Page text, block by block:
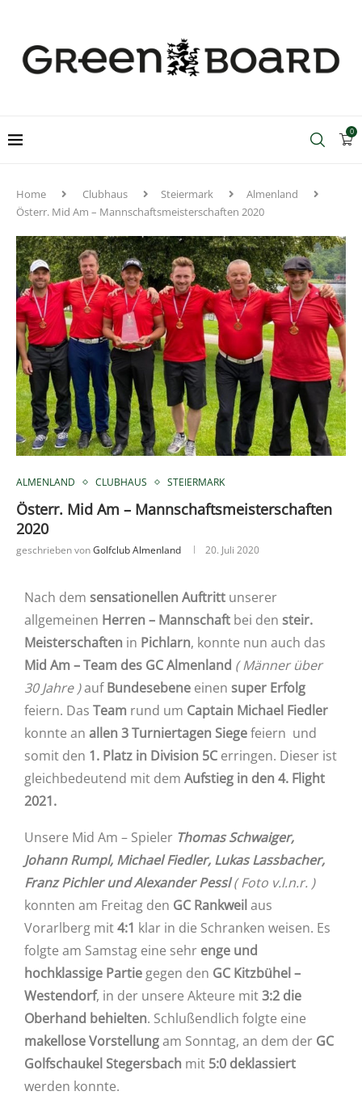
0
Home Clubhaus Steiermark
Almenland
Österr. Mid Am – Mannschaftsmeisterschaften 2020
ALMENLAND CLUBHAUS STEIERMARK
Österr. Mid Am – Mannschaftsmeisterschaften
2020
geschrieben vonGolfclub Almenland 20. Juli 2020
Nach dem sensationellen Auftritt unserer
allgemeinen Herren – Mannschaft bei den steir.
Meisterschaften in Pichlarn, konnte nun auch das
Mid Am – Team des GC Almenland ( Männer über
30 Jahre )aufBundesebene einen super Erfolg
feiern. Das Team rund um Captain Michael Fiedler
konnte an allen 3 Turniertagen Siegefeiern und
somit den 1. Platz in Division 5C erringen. Dieser ist
gleichbedeutend mit dem Aufstieg in den 4. Flight
2021.
Unsere Mid Am – Spieler Thomas Schwaiger,
Johann Rumpl, Michael Fiedler, Lukas Lassbacher,
Franz Pichler und Alexander Pessl( Foto v.l.n.r. )
konnten am Freitag den GC Rankweilaus
Vorarlberg mit4:1 klar in die Schranken weisen. Es
folgte am Samstag eine sehr enge und
hochklassige Partie gegen den GC Kitzbühel –
Westendorf, in der unsere Akteure mit3:2 die
Oberhand behielten. Schlußendlich folgte eine
makellose Vorstellungam Sonntag, an dem der GC
Golfschaukel Stegersbach mit 5:0 deklassiert
werden konnte.